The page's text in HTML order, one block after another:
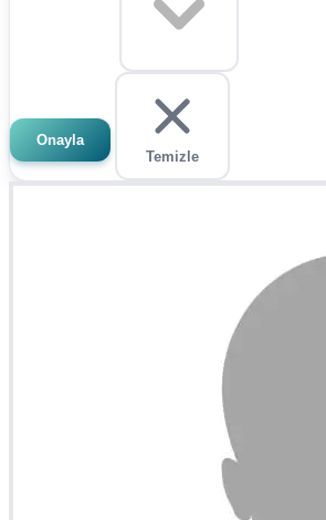
Onayla
Temizle